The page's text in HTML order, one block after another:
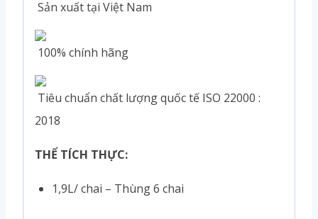
Sản xuất tại Việt Nam
100% chính hãng
Tiêu chuẩn chất lượng quốc tế ISO 22000 :
2018
THỂ TÍCH THỰC:
1,9L/ chai – Thùng 6 chai